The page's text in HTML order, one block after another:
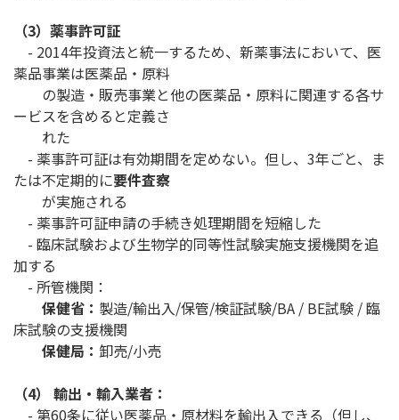
（3）薬事許可証
- 2014年投資法と統一するため、新薬事法において、医
薬品事業は医薬品・原料
の製造・販売事業と他の医薬品・原料に関連する各サ
ービスを含めると定義さ
れた
- 薬事許可証は有効期間を定めない。但し、3年ごと、ま
たは不定期的に要件査察
が実施される
- 薬事許可証申請の手続き処理期間を短縮した
- 臨床試験および生物学的同等性試験実施支援機関を追
加する
- 所管機関：
保健省： 製造/輸出入/保管/検証試験/BA / BE試験 / 臨
床試験の支援機関
保健局： 卸売/小売
（4） 輸出・輸入業者：
- 第60条に従い医薬品・原材料を輸出入できる（但し、